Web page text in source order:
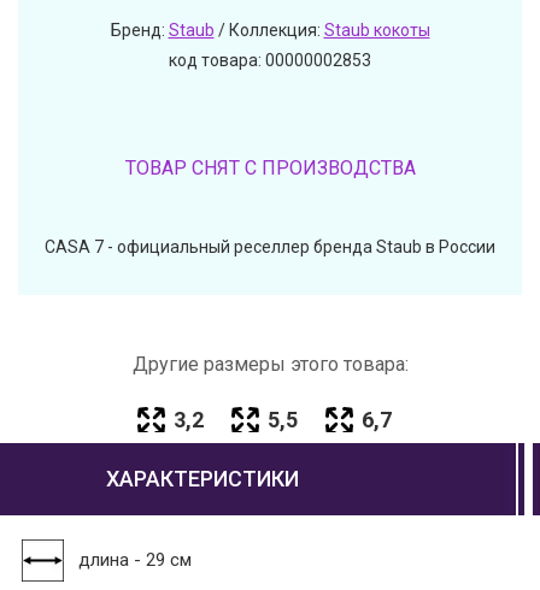
Бренд: Staub / Коллекция: Staub кокоты
код товара: 00000002853
ТОВАР СНЯТ С ПРОИЗВОДСТВА
CASA 7 - официальный реселлер бренда Staub в России
Другие размеры этого товара:
3,2 5,5 6,7
ХАРАКТЕРИСТИКИ
длина - 29 см